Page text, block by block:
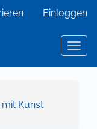
Einloggen
mit Kunst